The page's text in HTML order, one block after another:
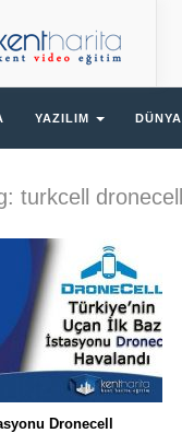
YAZILIM DÜNYA
turkcell dronecell
Dronecell